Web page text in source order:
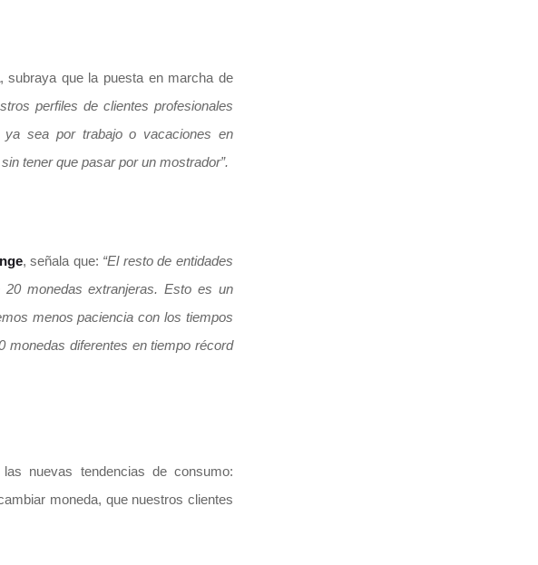
, subraya que la puesta en marcha de
perfiles de clientes profesionales
ya sea por trabajo o vacaciones en
tener que pasar por un mostrador”.
, señala que: “El resto de entidades
monedas extranjeras. Esto es un
menos paciencia con los tiempos
monedas diferentes en tiempo récord
nuevas tendencias de consumo:
moneda, que nuestros clientes